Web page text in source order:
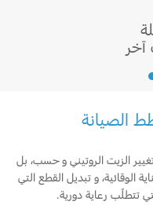
الصيانة
الزيت الروتيني و حسب، بل
الوقائية، و تبديل القطع التي
تتطلّب رعاية دورية.